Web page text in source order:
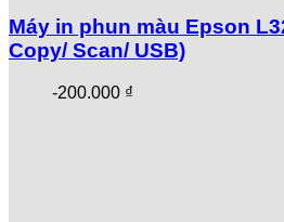
Máy in phun màu Epson
Copy/ Scan/ USB)
-200.000 ₫